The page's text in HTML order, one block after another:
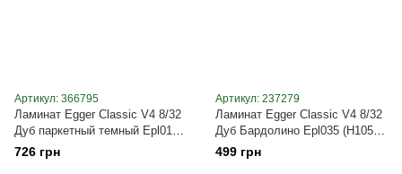
Артикул: 366795
Ламинат Egger Classic V4 8/32
Дуб паркетный темный Epl019
(H1007)
726 грн
Артикул: 237279
Ламинат Egger Classic V4 8/32
Дуб Бардолино Epl035 (H1055)
237279
499 грн